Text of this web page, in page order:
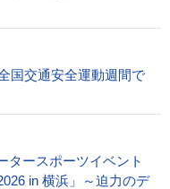
国交通安全運動週間で
タースポーツイベント
in 横浜」～迫力のデ